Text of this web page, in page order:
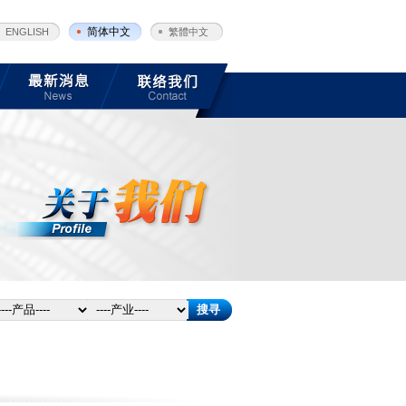
繁體中文
简体中文
ENGLISH